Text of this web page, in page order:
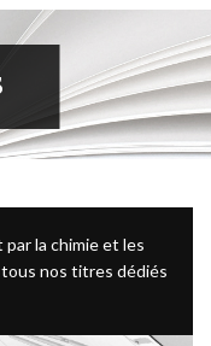
par la chimie et les
nos titres dédiés